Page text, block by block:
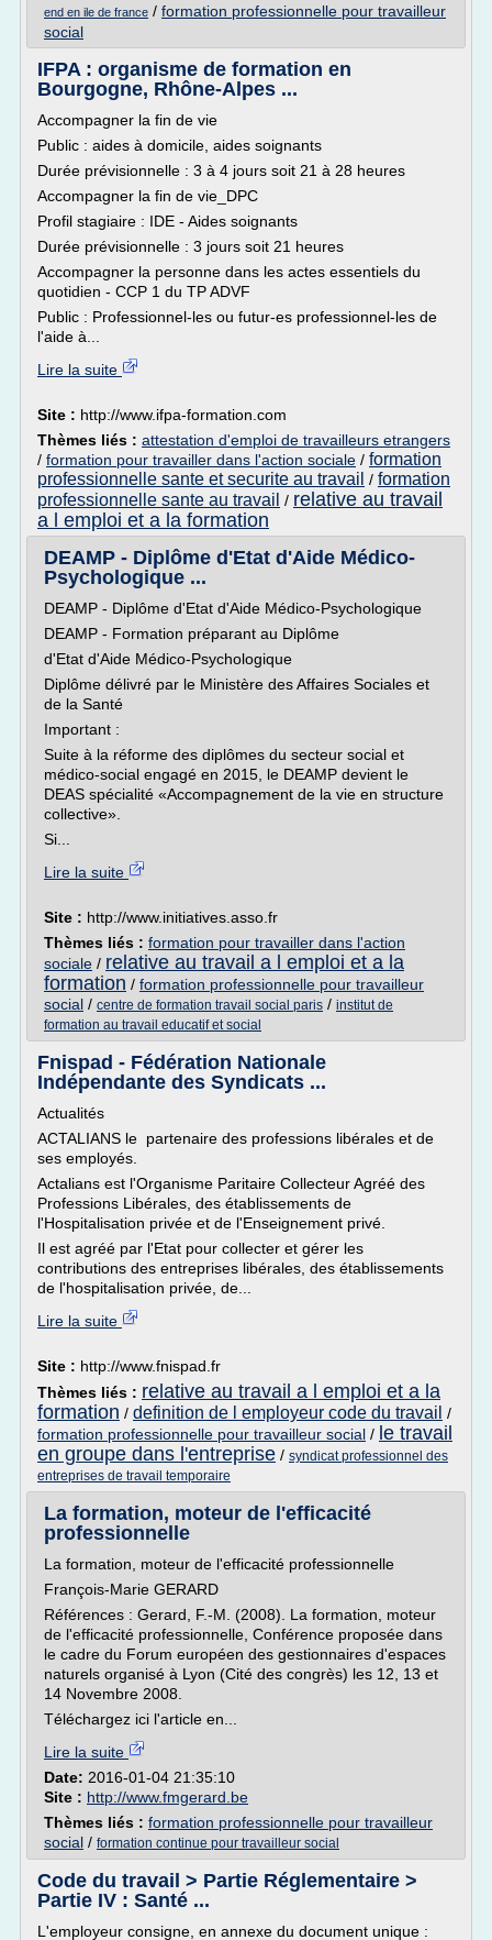
end en ile de france / formation professionnelle pour travailleur
social
IFPA : organisme de formation en
Bourgogne, Rhône-Alpes ...
Accompagner la fin de vie
Public : aides à domicile, aides soignants
Durée prévisionnelle : 3 à 4 jours soit 21 à 28 heures
Accompagner la fin de vie_DPC
Profil stagiaire : IDE - Aides soignants
Durée prévisionnelle : 3 jours soit 21 heures
Accompagner la personne dans les actes essentiels du
quotidien - CCP 1 du TP ADVF
Public : Professionnel-les ou futur-es professionnel-les de
l'aide à...
Lire la suite
Site : http://www.ifpa-formation.com
Thèmes liés : attestation d'emploi de travailleurs etrangers
/ formation pour travailler dans l'action sociale / formation
professionnelle sante et securite au travail / formation
professionnelle sante au travail / relative au travail
a l emploi et a la formation
DEAMP - Diplôme d'Etat d'Aide Médico-
Psychologique ...
DEAMP - Diplôme d'Etat d'Aide Médico-Psychologique
DEAMP - Formation préparant au Diplôme
d'Etat d'Aide Médico-Psychologique
Diplôme délivré par le Ministère des Affaires Sociales et
de la Santé
Important :
Suite à la réforme des diplômes du secteur social et
médico-social engagé en 2015, le DEAMP devient le
DEAS spécialité «Accompagnement de la vie en structure
collective».
Si...
Lire la suite
Site : http://www.initiatives.asso.fr
Thèmes liés : formation pour travailler dans l'action
sociale / relative au travail a l emploi et a la
formation / formation professionnelle pour travailleur
social / centre de formation travail social paris / institut de
formation au travail educatif et social
Fnispad - Fédération Nationale
Indépendante des Syndicats ...
Actualités
ACTALIANS le partenaire des professions libérales et de
ses employés.
Actalians est l'Organisme Paritaire Collecteur Agréé des
Professions Libérales, des établissements de
l'Hospitalisation privée et de l'Enseignement privé.
Il est agréé par l'Etat pour collecter et gérer les
contributions des entreprises libérales, des établissements
de l'hospitalisation privée, de...
Lire la suite
Site : http://www.fnispad.fr
Thèmes liés : relative au travail a l emploi et a la
formation / definition de l employeur code du travail /
formation professionnelle pour travailleur social / le travail
en groupe dans l'entreprise / syndicat professionnel des
entreprises de travail temporaire
La formation, moteur de l'efficacité
professionnelle
La formation, moteur de l'efficacité professionnelle
François-Marie GERARD
Références : Gerard, F.-M. (2008). La formation, moteur
de l'efficacité professionnelle, Conférence proposée dans
le cadre du Forum européen des gestionnaires d'espaces
naturels organisé à Lyon (Cité des congrès) les 12, 13 et
14 Novembre 2008.
Téléchargez ici l'article en...
Lire la suite
Date: 2016-01-04 21:35:10
Site : http://www.fmgerard.be
Thèmes liés : formation professionnelle pour travailleur
social / formation continue pour travailleur social
Code du travail > Partie Réglementaire >
Partie IV : Santé ...
L'employeur consigne, en annexe du document unique :